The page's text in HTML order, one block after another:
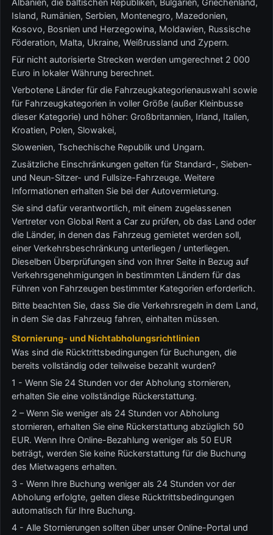
Albanien, die baltischen Republiken, Bulgarien, Griechenland,
Island, Rumänien, Serbien, Montenegro, Mazedonien,
Kosovo, Bosnien und Herzegowina, Moldawien, Russische
Föderation, Malta, Ukraine, Weißrussland und Zypern.
Für nicht autorisierte Strecken werden umgerechnet 2 000
Euro in lokaler Währung berechnet.
Verbotene Länder für die Fahrzeugkategorienauswahl sowie
für Fahrzeugkategorien in voller Größe (außer Kleinbusse
dieser Kategorie) und höher: Großbritannien, Irland, Italien,
Kroatien, Polen, Slowakei,
Slowenien, Tschechische Republik und Ungarn.
Zusätzliche Einschränkungen gelten für Standard-, Sieben-
und Neun-Sitzer- und Fullsize-Fahrzeuge. Weitere
Informationen erhalten Sie bei der Autovermietung.
Sie sind dafür verantwortlich, mit einem zugelassenen
Vertreter von Global Rent a Car zu prüfen, ob das Land oder
die Länder, in denen das Fahrzeug gemietet werden soll,
einer Verkehrsbeschränkung unterliegen / unterliegen.
Dieselben Überprüfungen sind von Ihrer Seite in Bezug auf
Verkehrsgenehmigungen in bestimmten Ländern für das
Führen von Fahrzeugen bestimmter Kategorien erforderlich.
Bitte beachten Sie, dass Sie die Verkehrsregeln in dem Land,
in dem Sie das Fahrzeug fahren, einhalten müssen.
Stornierung- und Nichtabholungsrichtlinien
Was sind die Rücktrittsbedingungen für Buchungen, die
bereits vollständig oder teilweise bezahlt wurden?
1 - Wenn Sie 24 Stunden vor der Abholung stornieren,
erhalten Sie eine vollständige Rückerstattung.
2 – Wenn Sie weniger als 24 Stunden vor Abholung
stornieren, erhalten Sie eine Rückerstattung abzüglich 50
EUR. Wenn Ihre Online-Bezahlung weniger als 50 EUR
beträgt, werden Sie keine Rückerstattung für die Buchung
des Mietwagens erhalten.
3 - Wenn Ihre Buchung weniger als 24 Stunden vor der
Abholung erfolgte, gelten diese Rücktrittsbedingungen
automatisch für Ihre Buchung.
4 - Alle Stornierungen sollten über unser Online-Portal und